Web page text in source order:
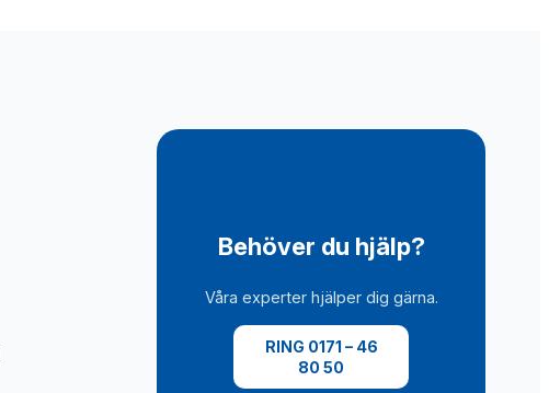
Behöver du hjälp?
Våra experter hjälper dig gärna.
RING 0171 – 46
80 50